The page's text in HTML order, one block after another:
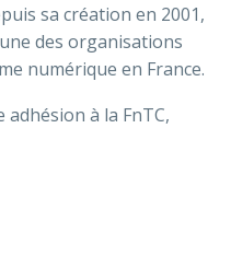
sa création en 2001,
des organisations
numérique en France.
à la FnTC,